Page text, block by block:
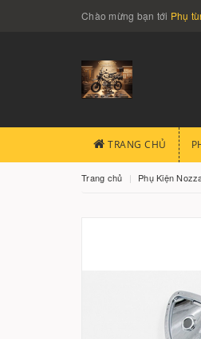
Chào mừng bạn tới Phụ
TRANG CHỦ
Trang chủ Phụ Kiện